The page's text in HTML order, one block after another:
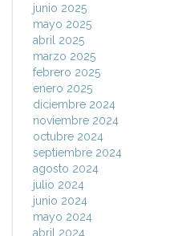
junio 2025
mayo 2025
abril 2025
marzo 2025
febrero 2025
enero 2025
diciembre 2024
noviembre 2024
octubre 2024
septiembre 2024
agosto 2024
julio 2024
junio 2024
mayo 2024
abril 2024